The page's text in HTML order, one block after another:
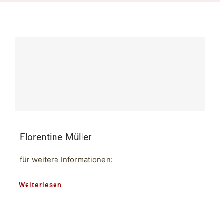
Florentine Müller
für weitere Informationen:
Weiterlesen